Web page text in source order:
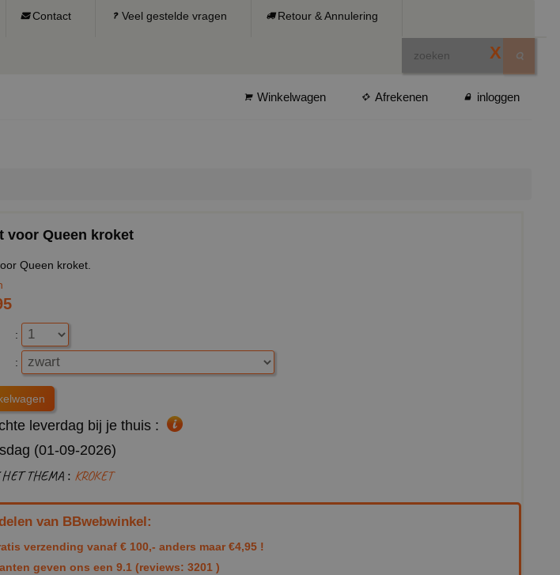
Contact Veel gestelde vragen Retour & Annulering
X
Winkelwagen Afrekenen inloggen
voor Queen kroket
Queen kroket.
:
:
leverdag bij je thuis :
(01-09-2026)
THEMA : KROKET
van BBwebwinkel:
verzending vanaf € 100,- anders maar €4,95 !
geven ons een 9.1 (reviews: 3201 )